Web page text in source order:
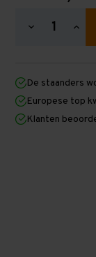
Hoeveelheid
2.000
mm
x
15.600
mm
mm
x
mm
De staanders
Europese top
Klanten